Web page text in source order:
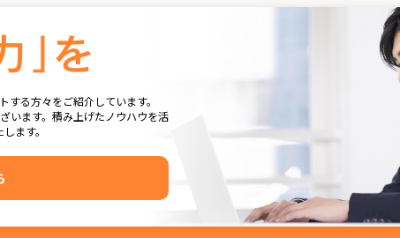
る方々をご紹介しています。
います。積み上げたノウハウを活
ます。